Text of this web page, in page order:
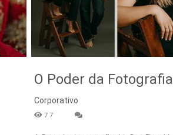
O Poder da
Corporativo
77